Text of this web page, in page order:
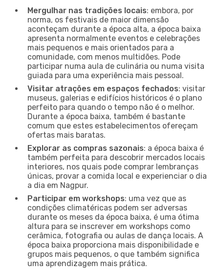
Mergulhar nas tradições locais: embora, por
norma, os festivais de maior dimensão
aconteçam durante a época alta, a época baixa
apresenta normalmente eventos e celebrações
mais pequenos e mais orientados para a
comunidade, com menos multidões. Pode
participar numa aula de culinária ou numa visita
guiada para uma experiência mais pessoal.
Visitar atrações em espaços fechados: visitar
museus, galerias e edifícios históricos é o plano
perfeito para quando o tempo não é o melhor.
Durante a época baixa, também é bastante
comum que estes estabelecimentos ofereçam
ofertas mais baratas.
Explorar as compras sazonais: a época baixa é
também perfeita para descobrir mercados locais
interiores, nos quais pode comprar lembranças
únicas, provar a comida local e experienciar o dia
a dia em Nagpur.
Participar em workshops: uma vez que as
condições climatéricas podem ser adversas
durante os meses da época baixa, é uma ótima
altura para se inscrever em workshops como
cerâmica, fotografia ou aulas de dança locais. A
época baixa proporciona mais disponibilidade e
grupos mais pequenos, o que também significa
uma aprendizagem mais prática.